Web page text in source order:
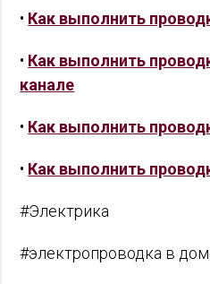
• Как выполнить
• Как выполнить
канале
• Как выполнить
• Как выполнить
#Электрика
#электропроводка в